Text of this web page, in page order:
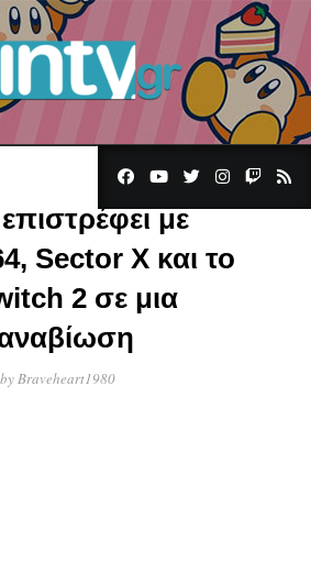
με
Sector X και το
2 σε μια
, by Braveheart1980